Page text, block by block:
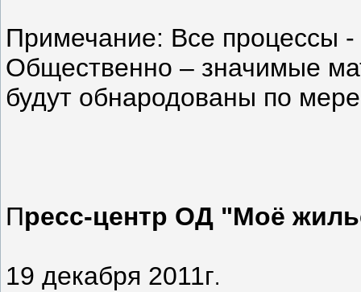
Примечание: Все процессы
Общественно – значимые
будут обнародованы по
Пресс-центр ОД "Моё
19 декабря 2011г.